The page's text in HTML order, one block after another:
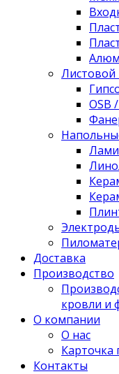
Листовой
OSB
Доставка
Производство
кровли и
О компании
О нас
Карточка
Контакты